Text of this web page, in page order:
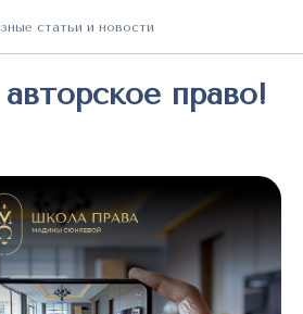
статьи и новости
право!